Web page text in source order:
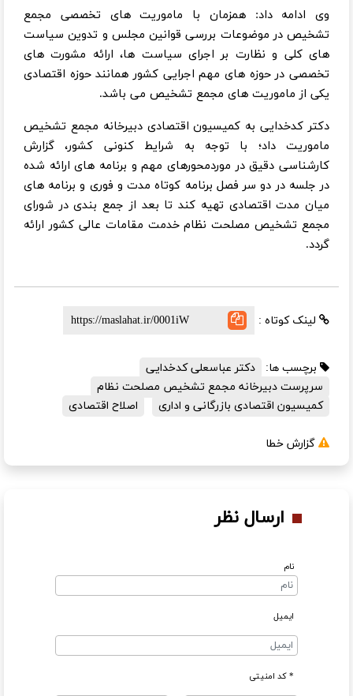
وی ادامه داد: همزمان با ماموریت های تخصصی مجمع
تشخیص در موضوعات بررسی قوانین مجلس و تدوین سیاست
های کلی و نظارت بر اجرای سیاست ها، ارائه مشورت های
تخصصی در حوزه های مهم اجرایی کشور همانند حوزه اقتصادی
یکی از ماموریت های مجمع تشخیص می باشد.
دکتر کدخدایی به کمیسیون اقتصادی دبیرخانه مجمع تشخیص
ماموریت داد؛ با توجه به شرایط کنونی کشور، گزارش
کارشناسی دقیق در موردمحورهای مهم و برنامه های ارائه شده
در جلسه در دو سر فصل برنامه کوتاه مدت و فوری و برنامه های
میان مدت اقتصادی تهیه کند تا بعد از جمع بندی در شورای
مجمع تشخیص مصلحت نظام خدمت مقامات عالی کشور ارائه
گردد.
لینک کوتاه :
برچسب ها:
دکتر عباسعلی کدخدایی
سرپرست دبیرخانه مجمع تشخیص مصلحت نظام
کمیسیون اقتصادی بازرگانی و اداری
اصلاح اقتصادی
گزارش خطا
ارسال نظر
نام
ایمیل
* کد امنیتی